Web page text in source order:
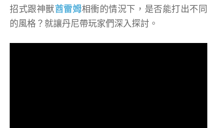
招式跟神獸酋雷姆相衝的情況下，是否能打出不同
的風格？就讓丹尼帶玩家們深入探討。